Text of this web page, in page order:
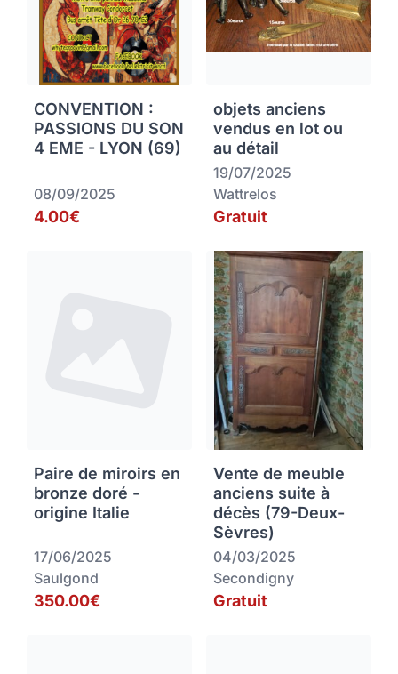
CONVENTION :
PASSIONS DU SON
4 EME - LYON (69)
08/09/2025
4.00€
objets anciens
vendus en lot ou
au détail
19/07/2025
Wattrelos
Gratuit
Paire de miroirs en
bronze doré -
origine Italie
17/06/2025
Saulgond
350.00€
Vente de meuble
anciens suite à
décès (79-Deux-
Sèvres)
04/03/2025
Secondigny
Gratuit